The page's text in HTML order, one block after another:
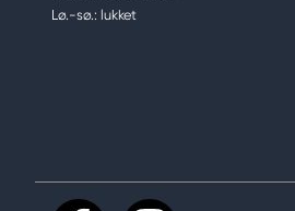
Lø.-sø.: lukket